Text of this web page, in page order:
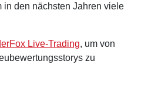
in den nächsten Jahren viele
Live-Trading, um von
zu